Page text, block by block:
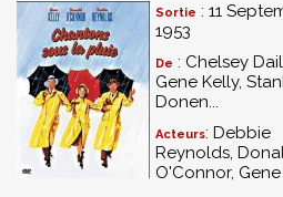
Sortie : 11
1953
De : Chelsey
Gene Kelly,
Donen...
Acteurs: Debbie
Reynolds,
O'Connor, Gene